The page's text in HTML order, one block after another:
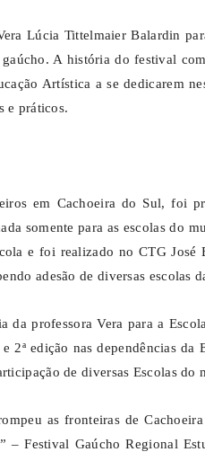
Lúcia Tittelmaier Balardin
A história do festival
Artística a se dedicarem
e práticos.
em Cachoeira do Sul, foi
somente para as escolas do
e foi realizado no CTG
adesão de diversas escolas
professora Vera para a
2ª edição nas dependências
de diversas Escolas
as fronteiras de
– Festival Gaúcho Regional